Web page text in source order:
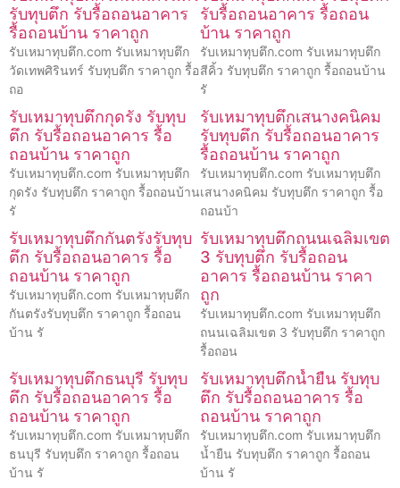
รับทุบตึก รับรื้อถอนอาคาร
รื้อถอนบ้าน ราคาถูก
รับเหมาทุบตึก.com รับเหมาทุบตึก
วัดเทพศิรินทร์ รับทุบตึก ราคาถูก รื้อ
ถอ
รับรื้อถอนอาคาร รื้อถอน
บ้าน ราคาถูก
รับเหมาทุบตึก.com รับเหมาทุบตึก
สีคิ้ว รับทุบตึก ราคาถูก รื้อถอนบ้าน
รั
รับเหมาทุบตึกกุดรัง รับทุบ
ตึก รับรื้อถอนอาคาร รื้อ
ถอนบ้าน ราคาถูก
รับเหมาทุบตึก.com รับเหมาทุบตึก
กุดรัง รับทุบตึก ราคาถูก รื้อถอนบ้าน
รั
รับเหมาทุบตึกเสนางคนิคม
รับทุบตึก รับรื้อถอนอาคาร
รื้อถอนบ้าน ราคาถูก
รับเหมาทุบตึก.com รับเหมาทุบตึก
เสนางคนิคม รับทุบตึก ราคาถูก รื้อ
ถอนบ้า
รับเหมาทุบตึกกันตรังรับทุบ
ตึก รับรื้อถอนอาคาร รื้อ
ถอนบ้าน ราคาถูก
รับเหมาทุบตึก.com รับเหมาทุบตึก
กันตรังรับทุบตึก ราคาถูก รื้อถอน
บ้าน รั
รับเหมาทุบตึกถนนเฉลิมเขต
3 รับทุบตึก รับรื้อถอน
อาคาร รื้อถอนบ้าน ราคา
ถูก
รับเหมาทุบตึก.com รับเหมาทุบตึก
ถนนเฉลิมเขต 3 รับทุบตึก ราคาถูก
รื้อถอน
รับเหมาทุบตึกธนบุรี รับทุบ
ตึก รับรื้อถอนอาคาร รื้อ
ถอนบ้าน ราคาถูก
รับเหมาทุบตึก.com รับเหมาทุบตึก
ธนบุรี รับทุบตึก ราคาถูก รื้อถอน
บ้าน รั
รับเหมาทุบตึกน้ำยืน รับทุบ
ตึก รับรื้อถอนอาคาร รื้อ
ถอนบ้าน ราคาถูก
รับเหมาทุบตึก.com รับเหมาทุบตึก
น้ำยืน รับทุบตึก ราคาถูก รื้อถอน
บ้าน รั